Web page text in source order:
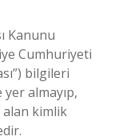
Kanunu
Cumhuriyeti
bilgileri
almayıp,
alan kimlik